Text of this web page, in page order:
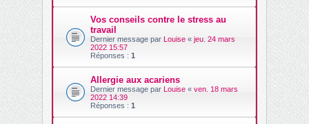
Vos conseils contre le stress au
travail
Dernier message par Louise « jeu. 24 mars
2022 15:57
Réponses : 1
Allergie aux acariens
Dernier message par Louise « ven. 18 mars
2022 14:39
Réponses : 1